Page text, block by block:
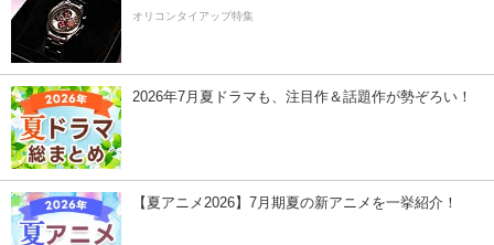
オリコンタイアップ特集
2026年7月夏ドラマも、注目作＆話題作が勢ぞろい！
【夏アニメ2026】7月期夏の新アニメを一挙紹介！